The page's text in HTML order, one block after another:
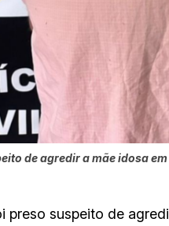
de agredir a mãe idosa
preso suspeito de